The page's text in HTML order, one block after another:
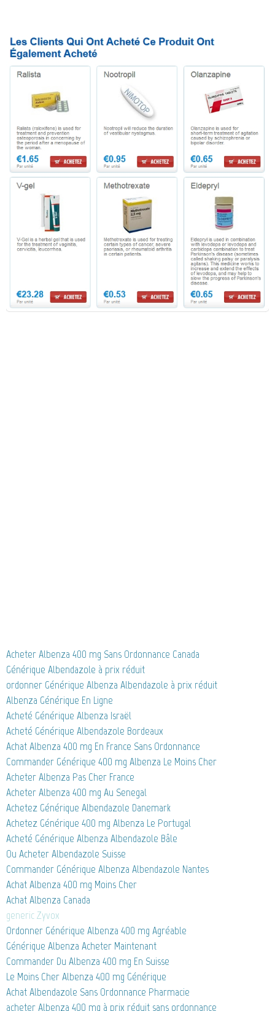
Acheter Albenza 400 mg Sans Ordonnance Canada
Générique Albendazole à prix réduit
ordonner Générique Albenza Albendazole à prix réduit
Albenza Générique En Ligne
Acheté Générique Albenza Israël
Acheté Générique Albendazole Bordeaux
Achat Albenza 400 mg En France Sans Ordonnance
Commander Générique 400 mg Albenza Le Moins Cher
Acheter Albenza Pas Cher France
Acheter Albenza 400 mg Au Senegal
Achetez Générique Albendazole Danemark
Achetez Générique 400 mg Albenza Le Portugal
Acheté Générique Albenza Albendazole Bâle
Ou Acheter Albendazole Suisse
Commander Générique Albenza Albendazole Nantes
Achat Albenza 400 mg Moins Cher
Achat Albenza Canada
generic Zyvox
Ordonner Générique Albenza 400 mg Agréable
Générique Albenza Acheter Maintenant
Commander Du Albenza 400 mg En Suisse
Le Moins Cher Albenza 400 mg Générique
Achat Albendazole Sans Ordonnance Pharmacie
acheter Albenza 400 mg à prix réduit sans ordonnance